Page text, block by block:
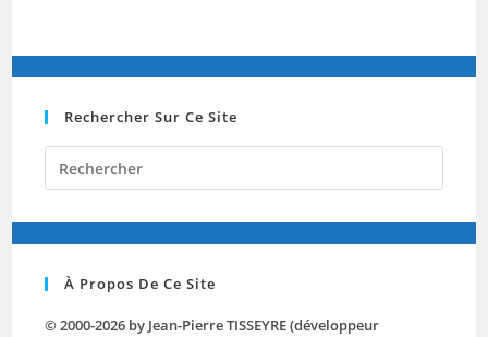
Rechercher Sur Ce Site
close
À Propos De Ce Site
© 2000-2026 by Jean-Pierre TISSEYRE (développeur